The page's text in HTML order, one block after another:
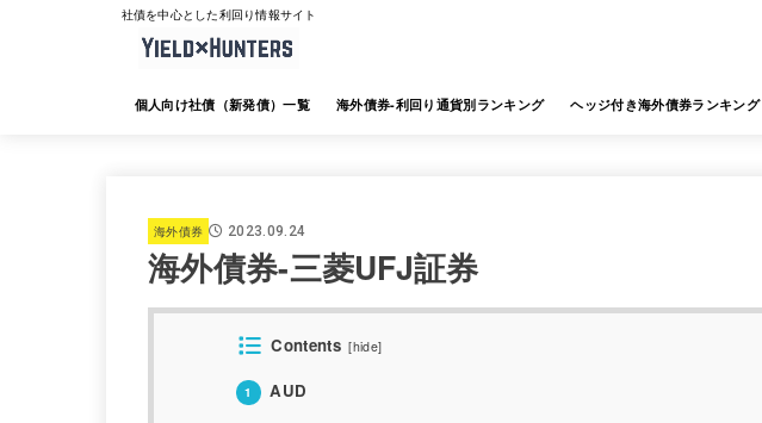
社債を中心とした利回り情報サイト
個人向け社債（新発債）一覧 海外債券-利回り通貨別ランキング ヘッジ付き海外債券ランキング
海外債券 2023.09.24
海外債券-三菱UFJ証券
Contents [hide]
1 AUD